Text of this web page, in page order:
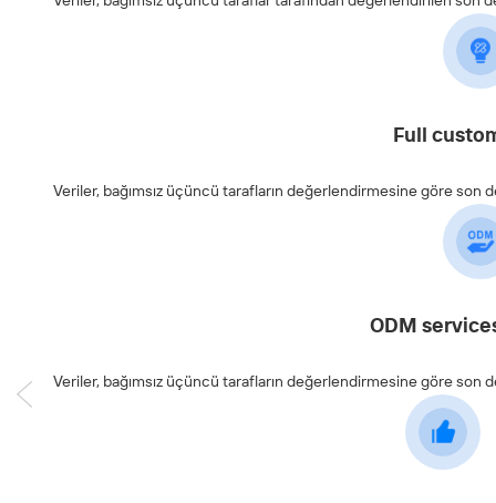
Full
Veriler, bağımsız üçüncü tarafların değerlendirmesine göre
ODM
Veriler, bağımsız üçüncü tarafların değerlendirmesine göre